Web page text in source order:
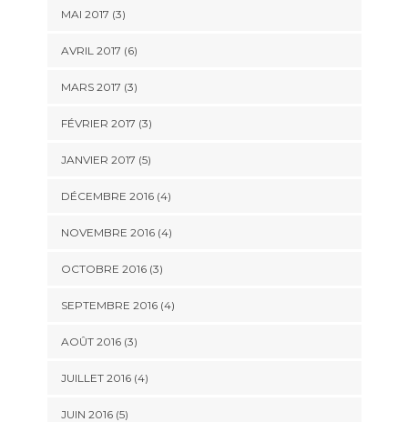
MAI 2017 (3)
AVRIL 2017 (6)
MARS 2017 (3)
FÉVRIER 2017 (3)
JANVIER 2017 (5)
DÉCEMBRE 2016(4)
NOVEMBRE 2016(4)
OCTOBRE 2016(3)
SEPTEMBRE 2016(4)
AOÛT 2016(3)
JUILLET 2016(4)
JUIN 2016(5)